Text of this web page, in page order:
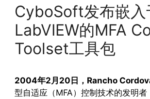
CyboSoft发布嵌入
LabVIEW的MFA
Toolset工具包
2004年2月20日，Rancho
型自适应（MFA）控制技术的发明者